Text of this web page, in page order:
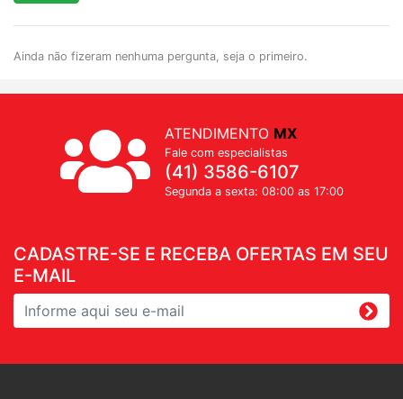
Ainda não fizeram nenhuma pergunta, seja o primeiro.
CADASTRE-SE E RECEBA OFERTAS EM SEU
E-MAIL
ATENDIMENTO MX
Fale com especialistas
(41) 3586-6107
Segunda a sexta: 08:00 as 17:00